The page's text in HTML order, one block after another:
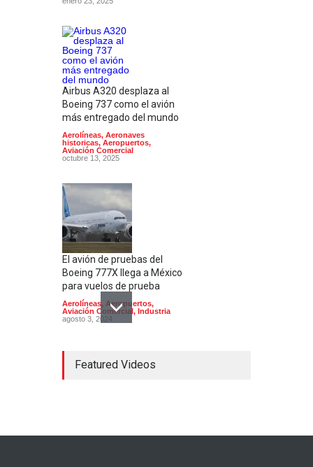
Airbus A320 desplaza al
Boeing 737 como el avión
más entregado del mundo
Aerolíneas, Aeronaves
historicas, Aeropuertos,
Aviación Comercial
octubre 13, 2025
El avión de pruebas del
Boeing 777X llega a México
para vuelos de prueba
Aerolíneas, Aeropuertos,
Aviación Comercial, Industria
agosto 3, 2024
Guadalajara inaugura una
Featured Videos